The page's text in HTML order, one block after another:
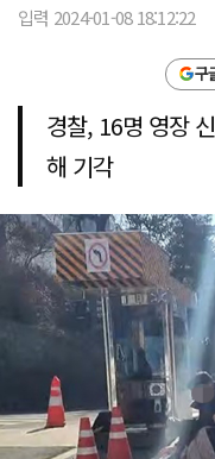
입력 2024-01-08 18:12:22
구
경찰, 16명 영장
해 기각